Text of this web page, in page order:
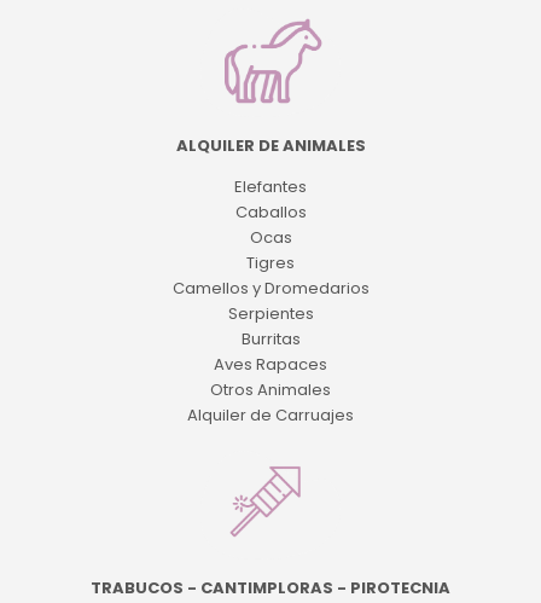
ALQUILER DE ANIMALES
Elefantes
Caballos
Ocas
Tigres
Camellos y Dromedarios
Serpientes
Burritas
Aves Rapaces
Otros Animales
Alquiler de Carruajes
TRABUCOS - CANTIMPLORAS - PIROTECNIA